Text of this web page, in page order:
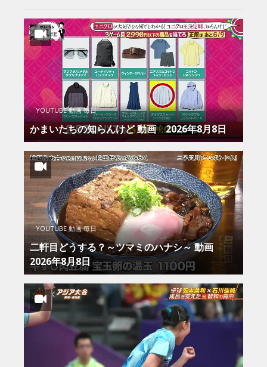
YOUTUBE 動画 毎日
かまいたちの知らんけど 動画 2026年8月8日
YOUTUBE 動画 毎日
二軒目どうする？～ツマミのハナシ～ 動画
2026年8月8日